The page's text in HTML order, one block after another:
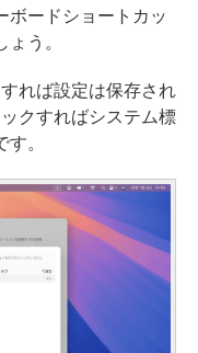
ボードショートカッ
う。
れば設定は保存され
クすればシステム標
。